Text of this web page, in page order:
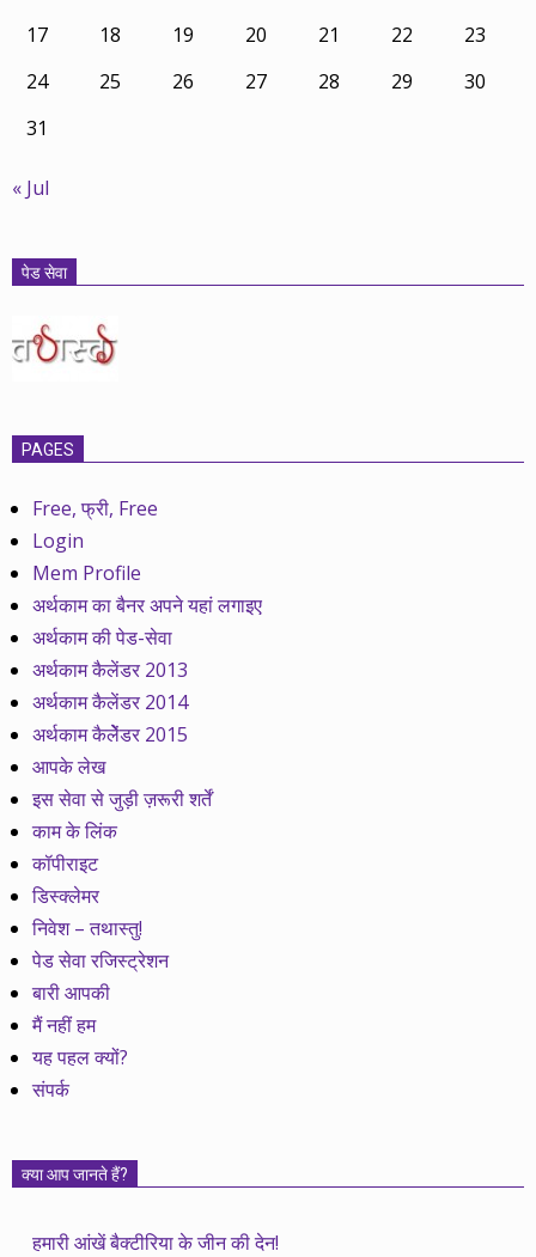
17
18 19 20 21 22
23
24
25 26 27 28 29
30
31
« Jul
पेड सेवा
PAGES
Free, फ्री, Free
Login
Mem Profile
अर्थकाम का बैनर अपने यहां लगाइए
अर्थकाम की पेड-सेवा
अर्थकाम कैलेंडर 2013
अर्थकाम कैलेंडर 2014
अर्थकाम कैलेेंडर 2015
आपके लेख
इस सेवा से जुड़ी ज़रूरी शर्तें
काम के लिंक
कॉपीराइट
डिस्क्लेमर
निवेश – तथास्तु!
पेड सेवा रजिस्ट्रेशन
बारी आपकी
मैं नहीं हम
यह पहल क्यों?
संपर्क
क्या आप जानते हैं?
हमारी आंखें बैक्टीरिया के जीन की देन!